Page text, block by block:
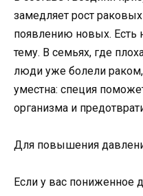
замедляет рост
появлению новых. Есть
тему. В семьях, где
люди уже болели раком,
уместна: специя
организма и
Для повышения
Если у вас пониженное